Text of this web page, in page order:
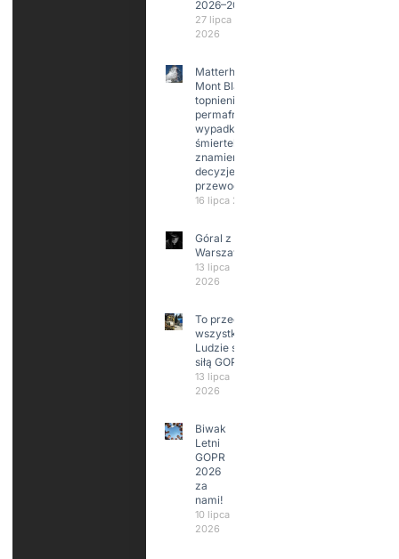
2026–2029
27 lipca
2026
Matterhorn i
Mont Blanc:
topnienie
permafrost,
wypadki
śmiertelne,
znamienne
decyzje
przewodników
16 lipca 2026
Góral z
Warszawy.
13 lipca
2026
To przede
wszystkim
Ludzie są
siłą GOPR
13 lipca
2026
Biwak
Letni
GOPR
2026
za
nami!
10 lipca
2026